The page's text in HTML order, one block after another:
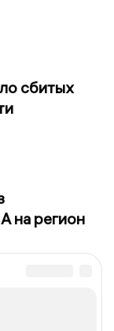
сбитых
на регион